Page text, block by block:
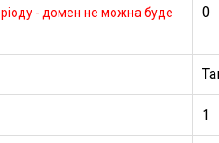
- домен не можна буде
0
1